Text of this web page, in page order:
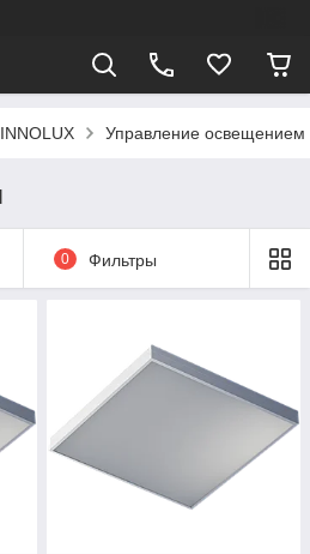
INNOLUX Управление освещением
0 Фильтры